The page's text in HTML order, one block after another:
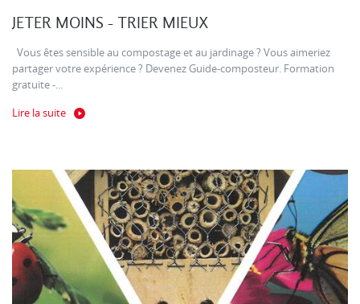
JETER MOINS - TRIER MIEUX
Vous êtes sensible au compostage et au jardinage ? Vous aimeriez
partager votre expérience ? Devenez Guide-composteur. Formation
gratuite -...
Lire la suite